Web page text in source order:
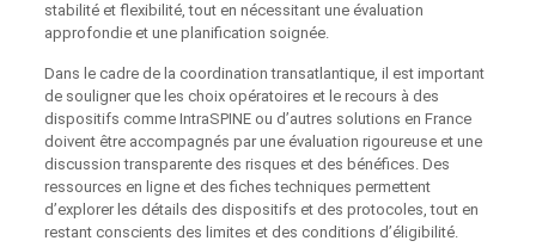
stabilité et flexibilité, tout en nécessitant une évaluation
approfondie et une planification soignée.
Dans le cadre de la coordination transatlantique, il est important
de souligner que les choix opératoires et le recours à des
dispositifs comme IntraSPINE ou d’autres solutions en France
doivent être accompagnés par une évaluation rigoureuse et une
discussion transparente des risques et des bénéfices. Des
ressources en ligne et des fiches techniques permettent
d’explorer les détails des dispositifs et des protocoles, tout en
restant conscients des limites et des conditions d’éligibilité.